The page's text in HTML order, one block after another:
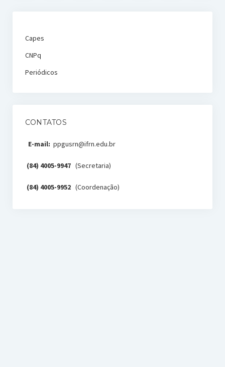
Capes
CNPq
Periódicos
CONTATOS
E-mail: ppgusrn@ifrn.edu.br
(84) 4005-9947 (Secretaria)
(84) 4005-9952 (Coordenação)